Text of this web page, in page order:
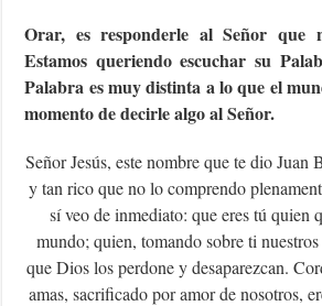
Orar, es responderle al Señor que
Estamos queriendo escuchar su
Palabra es muy distinta a lo que el
momento de decirle algo al Señor.
Señor Jesús, este nombre que te dio Juan
y tan rico que no lo comprendo
sí veo de inmediato: que eres tú quien
mundo; quien, tomando sobre ti
que Dios los perdone y desaparezcan.
amas, sacrificado por amor de nosotros,